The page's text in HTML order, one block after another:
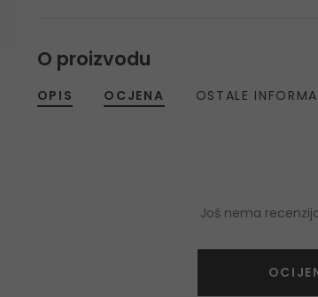
O proizvodu
OPIS OCJENA
Još nema
OSTALE